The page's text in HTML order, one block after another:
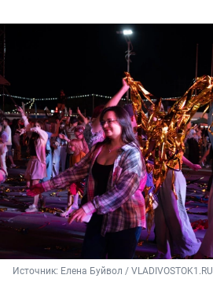
Источник: Елена Буйвол / VLADIVOSTOK1.RU